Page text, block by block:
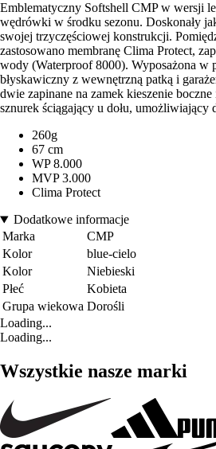
Emblematyczny Softshell CMP w wersji
wędrówki w środku sezonu. Doskonały
swojej trzyczęściowej konstrukcji.
zastosowano membranę Clima Protect,
wody (Waterproof 8000). Wyposażona w
błyskawiczny z wewnętrzną patką i
dwie zapinane na zamek kieszenie
sznurek ściągający u dołu, umożliwiający
260g
67 cm
WP 8.000
MVP 3.000
Clima Protect
Dodatkowe informacje
Marka
CMP
Kolor
blue-cielo
Kolor
Niebieski
Płeć
Kobieta
Grupa wiekowa Dorośli
Loading...
Loading...
Wszystkie nasze marki